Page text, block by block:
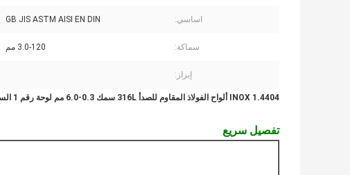
اساسي: GB JIS ASTM AISI EN DIN
سماكة: 3.0-120 مم
إبراز:
INOX 1.4404 ألواح الفولاذ المقاوم للصدأ 316L سمك 0.3-6.0 مم لوحة رقم 1 السطح
تفصيل سريع